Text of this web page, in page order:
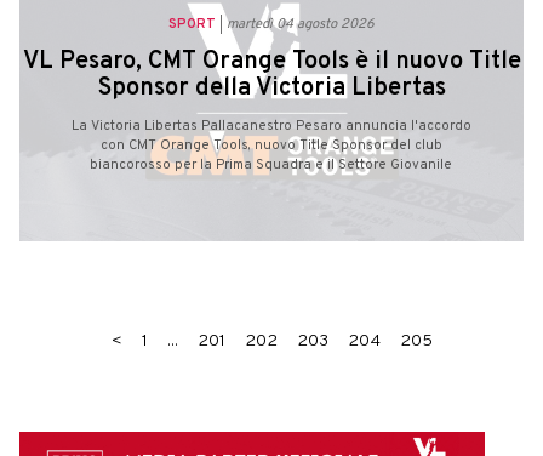
SPORT martedì 04 agosto 2026
VL Pesaro, CMT Orange Tools è il nuovo Title
Sponsor della Victoria Libertas
La Victoria Libertas Pallacanestro Pesaro annuncia l'accordo
con CMT Orange Tools, nuovo Title Sponsor del club
biancorosso per la Prima Squadra e il Settore Giovanile
< 1 ... 201 202 203 204 205